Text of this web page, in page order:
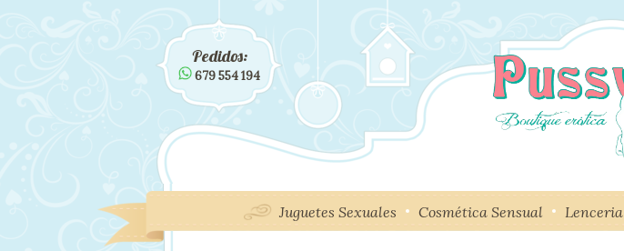
Pedidos:
679 554 194
Juguetes Sexuales Cosmética Sensual Lenceria